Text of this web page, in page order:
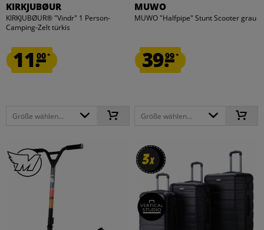
KIRKJUBØUR
KIRKJUBØUR® "Vindr" 1 Person-
Camping-Zelt türkis
11.00*
Größe wählen...
MUWO
MUWO "Halfpipe" Stunt Scooter grau
39.99*
Größe wählen...
3x
3x